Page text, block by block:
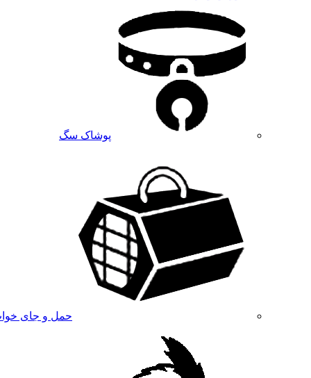
پوشاک سگ
حمل و جای